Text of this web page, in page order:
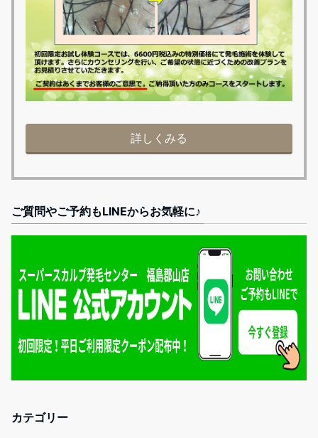
詳しくみる
ご質問やご予約もLINEからお気軽に♪
カテゴリー